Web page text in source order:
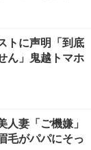
トに声明「到底
ん」鬼越トマホ
妻「ご機嫌」
毛がパパにそっ